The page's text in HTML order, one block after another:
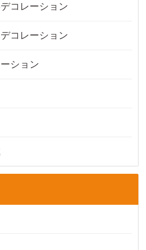
コレーション
コレーション
ション